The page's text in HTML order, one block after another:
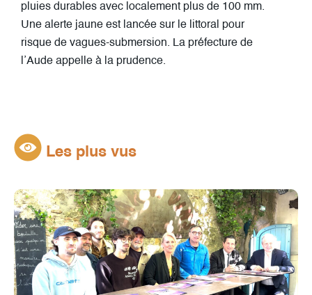
pluies durables avec localement plus de 100 mm.
Une alerte jaune est lancée sur le littoral pour
risque de vagues-submersion. La préfecture de
l’Aude appelle à la prudence.
Les plus vus